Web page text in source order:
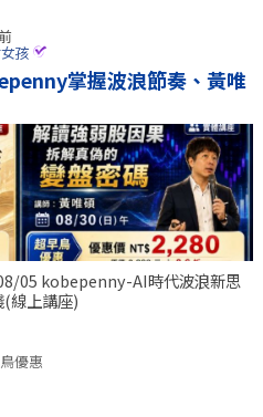
孩
掌握波浪節奏、黃唯
05 kobepenny-AI時代波浪新思
線上講座)
優惠